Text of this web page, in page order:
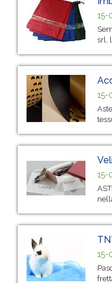
15-
srl,
15-
15-
15-